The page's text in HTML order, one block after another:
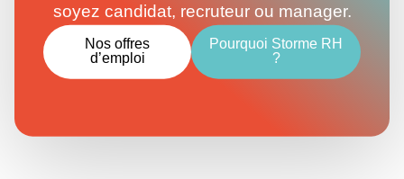
soyez candidat, recruteur ou manager.
Nos offres
d’emploi
Pourquoi Storme RH
?